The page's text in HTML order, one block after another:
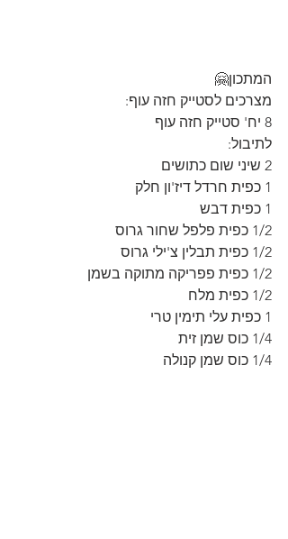
המתכון🤗
מצרכים לסטייק חזה עוף:
8 יח' סטייק חזה עוף
לתיבול:
2 שיני שום כתושים
1 כפית חרדל דיז'ון חלק
1 כפית דבש
1/2 כפית פלפל שחור גרוס
1/2 כפית תבלין צ'ילי גרוס
1/2 כפית פפריקה מתוקה בשמן
1/2 כפית מלח
1 כפית עלי תימין טרי
1/4 כוס שמן זית
1/4 כוס שמן קנולה